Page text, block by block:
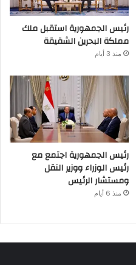
رئيس الجمهورية استقبل ملك
مملكة البحرين الشقيقة
منذ 3 أيام
رئيس الجمهورية اجتمع مع
رئيس الوزراء ووزير النقل
ومستشار الرئيس
منذ 6 أيام